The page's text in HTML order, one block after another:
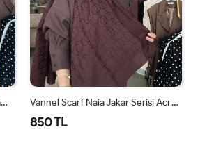
Vannel Scarf Naia Jakar Serisi Camel Vannel Scarf Naia Jakar Serisi Acı Kahve
850 TL